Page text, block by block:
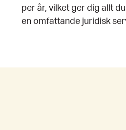
per år, vilket ger dig allt
en omfattande juridisk